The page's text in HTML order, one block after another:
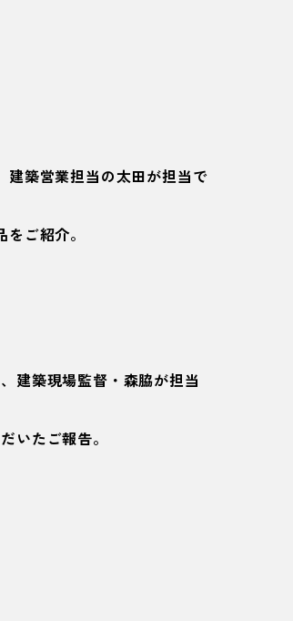
建築営業担当の太田が担当で
ご紹介。
建築現場監督・森脇が担当
いたご報告。